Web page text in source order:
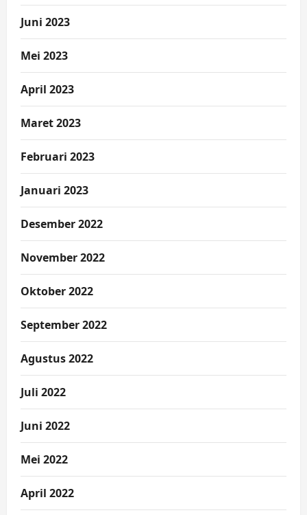
Juni 2023
Mei 2023
April 2023
Maret 2023
Februari 2023
Januari 2023
Desember 2022
November 2022
Oktober 2022
September 2022
Agustus 2022
Juli 2022
Juni 2022
Mei 2022
April 2022